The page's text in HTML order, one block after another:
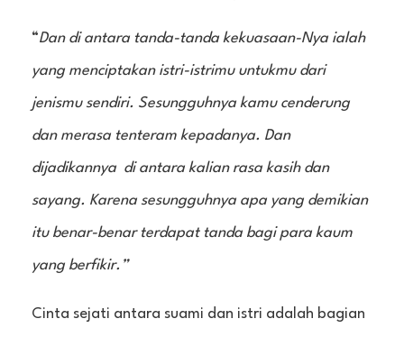
“Dan di antara tanda-tanda kekuasaan-Nya ialah
yang menciptakan istri-istrimu untukmu dari
jenismu sendiri. Sesungguhnya kamu cenderung
dan merasa tenteram kepadanya. Dan
dijadikannya di antara kalian rasa kasih dan
sayang. Karena sesungguhnya apa yang demikian
itu benar-benar terdapat tanda bagi para kaum
yang berfikir.”
Cinta sejati antara suami dan istri adalah bagian